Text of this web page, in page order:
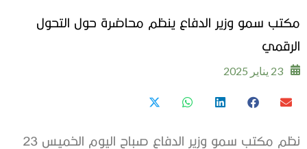
مكتب سمو وزير الدفاع ينظم محاضرة حول التحول
الرقمي
23 يناير 2025
نظم مكتب سمو وزير الدفاع صباح اليوم الخميس 23